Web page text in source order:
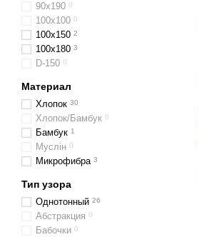
90x190 0
100x100 0
100x150 2
100x180 3
D-150 0
Материал
Хлопок 30
Хлопок/Бамбук 0
Бамбук 1
Муслін 0
Микрофибра 3
Тип узора
Однотонный 26
Абстракция 0
Бабочки 0